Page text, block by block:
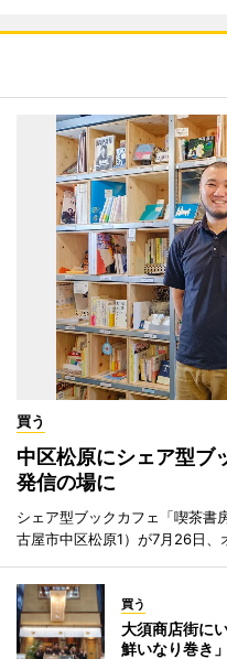
買う
中区松原にシェア型
発信の場に
シェア型ブックカフェ「喫茶書
古屋市中区松原1）が7月26日、
買う
大須商店街に
鮮いなり巻き